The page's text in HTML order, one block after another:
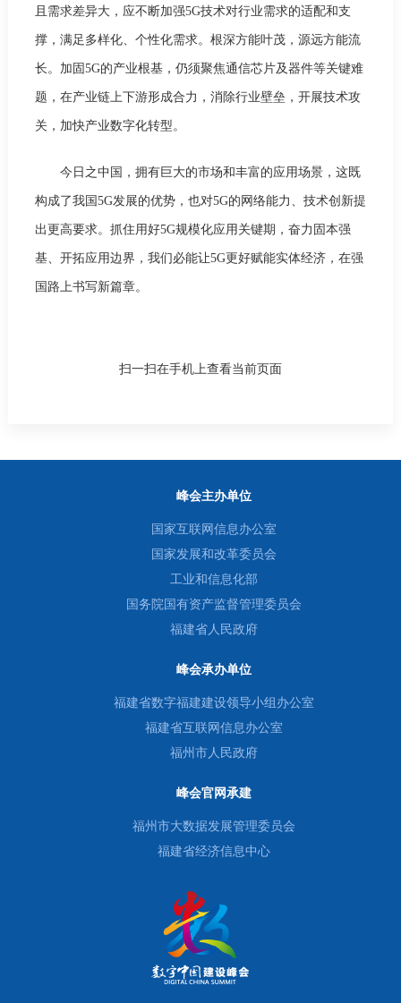
且需求差异大，应不断加强5G技术对行业需求的适配和支
撑，满足多样化、个性化需求。根深方能叶茂，源远方能流
长。加固5G的产业根基，仍须聚焦通信芯片及器件等关键难
题，在产业链上下游形成合力，消除行业壁垒，开展技术攻
关，加快产业数字化转型。
今日之中国，拥有巨大的市场和丰富的应用场景，这既
构成了我国5G发展的优势，也对5G的网络能力、技术创新提
出更高要求。抓住用好5G规模化应用关键期，奋力固本强
基、开拓应用边界，我们必能让5G更好赋能实体经济，在强
国路上书写新篇章。
扫一扫在手机上查看当前页面
峰会主办单位
国家互联网信息办公室
国家发展和改革委员会
工业和信息化部
国务院国有资产监督管理委员会
福建省人民政府
峰会承办单位
福建省数字福建建设领导小组办公室
福建省互联网信息办公室
福州市人民政府
峰会官网承建
福州市大数据发展管理委员会
福建省经济信息中心